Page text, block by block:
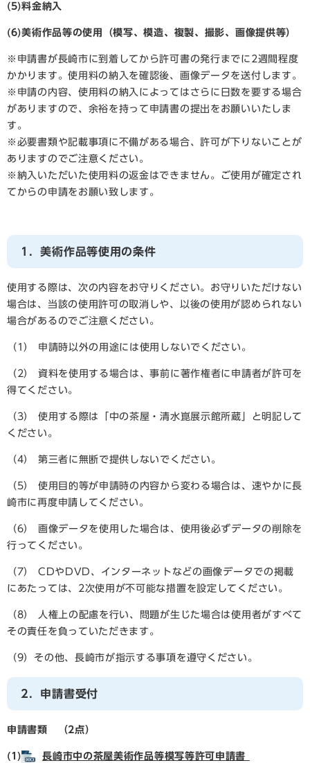
(5)料金納入
(6)美術作品等の使用（模写、模造、複製、撮影、画像提供等）
※申請書が長崎市に到着してから許可書の発行までに2週間程度
かかります。使用料の納入を確認後、画像データを送付します。
※申請の内容、使用料の納入によってはさらに日数を要する場合
がありますので、余裕を持って申請書の提出をお願いいたしま
す。
※必要書類や記載事項に不備がある場合、許可が下りないことが
ありますのでご注意ください。
※納入いただいた使用料の返金はできません。ご使用が確定され
てからの申請をお願い致します。
​1．美術作品等使用の条件
使用する際は、次の内容をお守りください。お守りいただけない
場合は、当該の使用許可の取消しや、以後の使用が認められない
場合があるのでご注意ください。
（1） 申請時以外の用途には使用しないでください。
（2） 資料を使用する場合は、事前に著作権者に申請者が許可を
得てください。
（3） 使用する際は「中の茶屋・清水崑展示館所蔵」と明記して
ください。
（4） 第三者に無断で提供しないでください。
（5） 使用目的等が申請時の内容から変わる場合は、速やかに長
崎市に再度申請してください。
（6） 画像データを使用した場合は、使用後必ずデータの削除を
行ってください。
（7） CDやDVD、インターネットなどの画像データでの掲載
にあたっては、2次使用が不可能な措置を設定してください。
（8） 人権上の配慮を行い、問題が生じた場合は使用者がすべて
その責任を負っていただきます。
（9）その他、長崎市が指示する事項を遵守ください。
2．申請書受付
申請書類 （2点）
(1)
長崎市中の茶屋美術作品等模写等許可申請書